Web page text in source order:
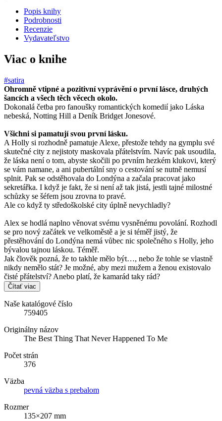
Popis knihy
Podrobnosti
Recenzie
Vydavateľstvo
Viac o knihe
#satira
Ohromně vtipné a pozitivní vyprávění o první lásce, druhých
šancích a všech těch věcech okolo.
Dokonalá četba pro fanoušky romantických komedií jako Láska
nebeská, Notting Hill a Deník Bridget Jonesové.
Všichni si pamatují svou první lásku.
A Holly si rozhodně pamatuje Alexe, přestože tehdy na gymplu své
skutečné city z nejistoty maskovala přátelstvím. Navíc pak usoudila,
že láska není o tom, abyste skočili po prvním hezkém klukovi, který
se vám namane, a ani pubertální sny o cestování se nutně nemusí
splnit. Pak se odstěhovala do Londýna a začala pracovat jako
sekretářka. I když je fakt, že si není až tak jistá, jestli tajné milostné
schůzky se šéfem jsou zrovna to pravé.
Ale co když ty středoškolské city úplně nevychladly?
Alex se hodlá naplno věnovat svému vysněnému povolání. Rozhodl
se pro nový začátek ve velkoměstě a je si téměř jistý, že
přestěhování do Londýna nemá vůbec nic společného s Holly, jeho
bývalou tajnou láskou. Téměř.
Jak člověk pozná, že to takhle mělo být…, nebo že tohle se vlastně
nikdy nemělo stát? Je možné, aby mezi mužem a ženou existovalo
čisté přátelství? Anebo platí, že kamarád taky rád?
Čítať viac
Naše katalógové číslo
759405
Originálny názov
The Best Thing That Never Happened To Me
Počet strán
376
Väzba
pevná väzba s prebalom
Rozmer
135×207 mm